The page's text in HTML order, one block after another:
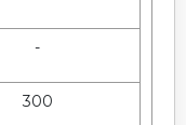
-
300